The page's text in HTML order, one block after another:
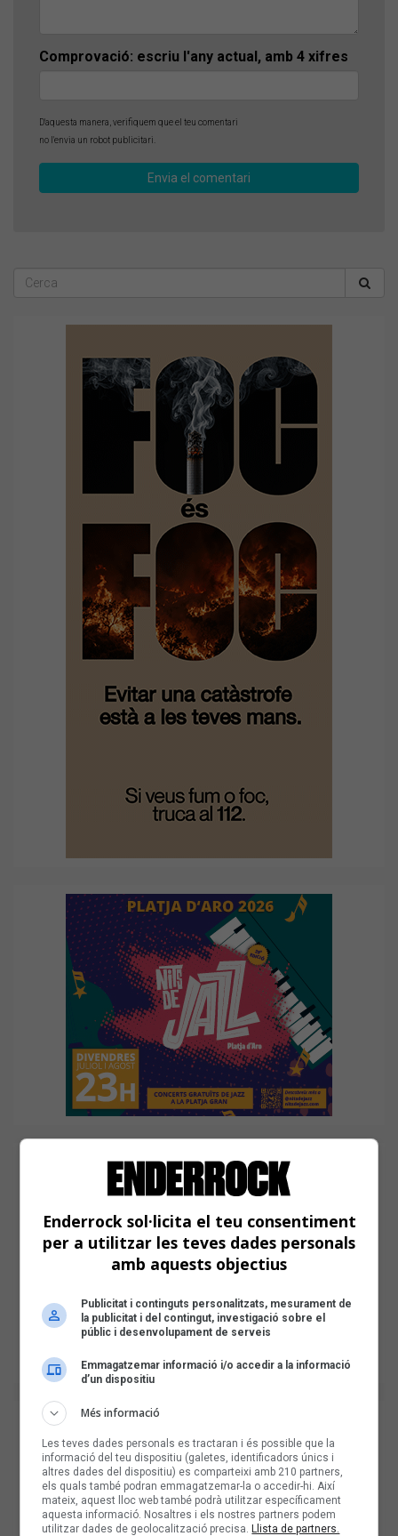
Comprovació: escriu l'any actual, amb 4 xifres
D'aquesta manera, verifiquem que el teu comentari
no l'envia un robot publicitari.
Enderrock sol·licita el teu consentiment
per a utilitzar les teves dades personals
amb aquests objectius
Publicitat i continguts personalitzats, mesurament de
la publicitat i del contingut, investigació sobre el
públic i desenvolupament de serveis
Emmagatzemar informació i/o accedir a la informació
d’un dispositiu
Més informació
Les teves dades personals es tractaran i és possible que la
informació del teu dispositiu (galetes, identificadors únics i
altres dades del dispositiu) es comparteixi amb 210 partners,
els quals també podran emmagatzemar-la o accedir-hi. Així
mateix, aquest lloc web també podrà utilitzar específicament
aquesta informació. Nosaltres i els nostres partners podem
utilitzar dades de geolocalització precisa.Llista de partners.